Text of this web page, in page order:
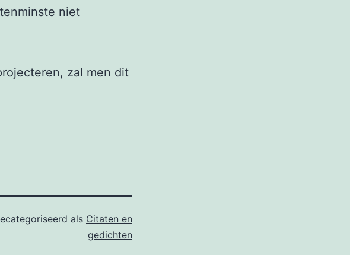
niet
zal men dit
als Citaten en
gedichten